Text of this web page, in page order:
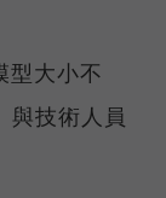
型大小不
與技術人員